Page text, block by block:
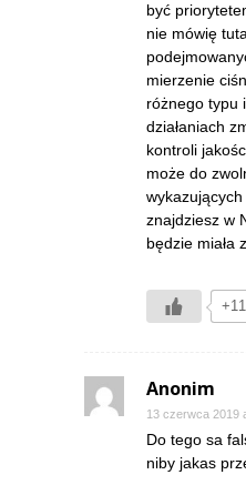
być
nie mówię
mierzenie
różnego typu
działaniach
kontroli
może do
znajdziesz w
będzie miała
+11
Anonim
13 czerwca 2019
Do tego sa
niby jakas